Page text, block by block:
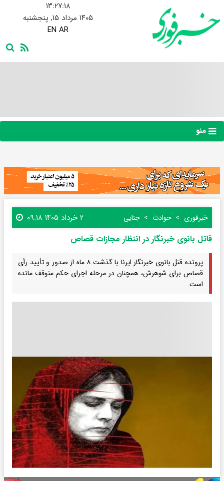
۱۳:۲۷:۱۹
۱۴۰۵ مرداد ۱۵, پنجشنبه
EN AR
منو
خبرفوری حوادث جنایی ۲ خرداد ۱۴۰۵ ۰۹:۱۸
قاتل بانوی خبرنگار در انتظار مجازات قصاص
پرونده قتل بانوی خبرنگار ایرنا با گذشت ۸ ماه از صدور و تأیید رأی
قصاص برای شوهرش، همچنان در مرحله اجرای حکم متوقف مانده
است.